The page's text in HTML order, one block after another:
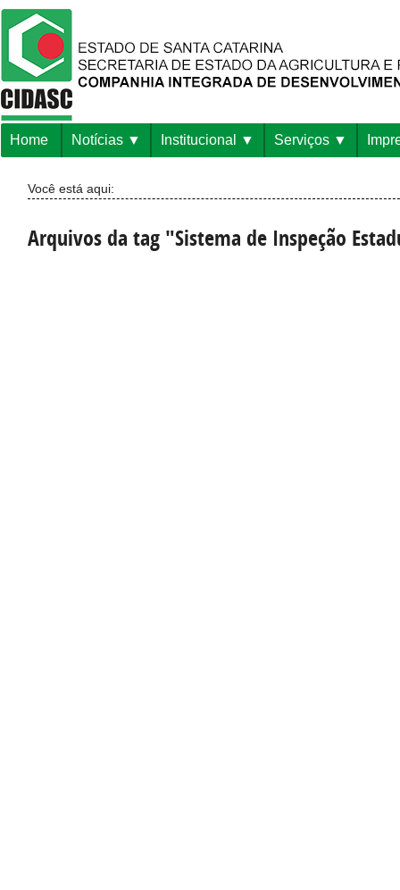
Home Notícias Institucional Serviços
Você está aqui:
Arquivos da tag "Sistema de Inspeção